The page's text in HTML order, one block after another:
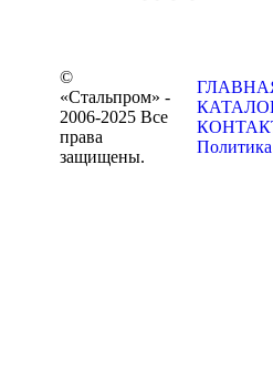
©
«Стальпром» -
2006-2025 Все
права
защищены.